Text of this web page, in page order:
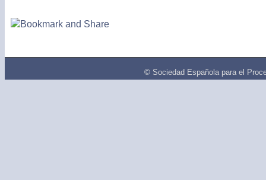
© Sociedad Española para el